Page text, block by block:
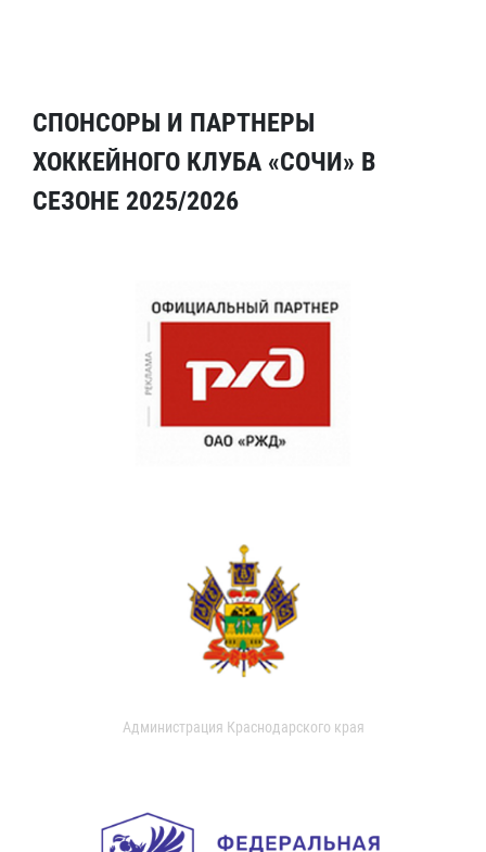
СПОНСОРЫ И ПАРТНЕРЫ
ХОККЕЙНОГО КЛУБА «СОЧИ» В
СЕЗОНЕ 2025/2026
Администрация Краснодарского края